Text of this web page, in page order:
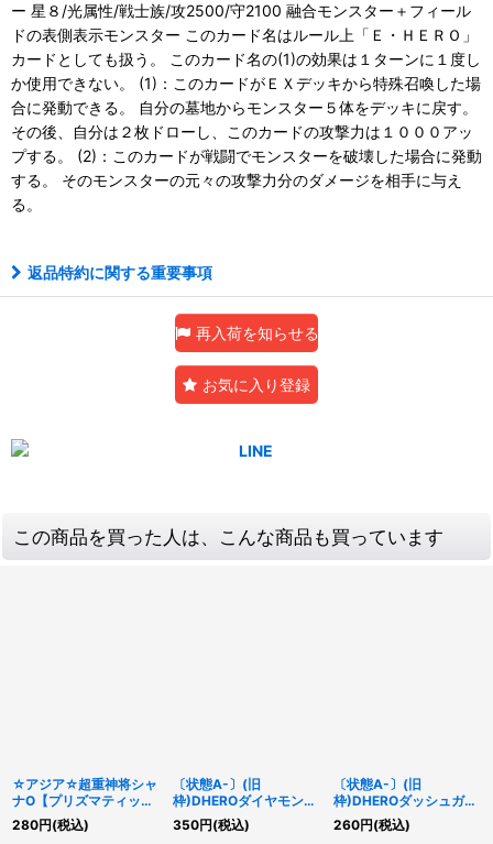
ー 星８/光属性/戦士族/攻2500/守2100 融合モンスター＋フィール
ドの表側表示モンスター このカード名はルール上「Ｅ・ＨＥＲＯ」
カードとしても扱う。 このカード名の(1)の効果は１ターンに１度し
か使用できない。 (1)：このカードがＥＸデッキから特殊召喚した場
合に発動できる。 自分の墓地からモンスター５体をデッキに戻す。
その後、自分は２枚ドローし、このカードの攻撃力は１０００アッ
プする。 (2)：このカードが戦闘でモンスターを破壊した場合に発動
する。 そのモンスターの元々の攻撃力分のダメージを相手に与え
る。
返品特約に関する重要事項
再入荷を知らせる
お気に入り登録
この商品を買った人は、こんな商品も買っています
☆アジア☆超重神将シャ
ナO【プリズマティック
シークレット】{アジア
CYAC-JP040}《シンク
280円(税込)
〔状態A-〕(旧
枠)DHEROダイヤモンド
ガイ【ウルトラ】
{LPG2-JP021}《モンス
350円(税込)
〔状態A-〕(旧
枠)DHEROダッシュガイ
【ウルトラ】{LPG2-
JP025}《モンスター》
260円(税込)